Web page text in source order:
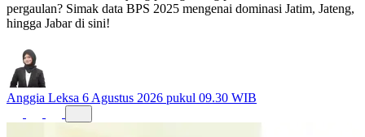
pergaulan? Simak data BPS 2025 mengenai dominasi Jatim, Jateng,
hingga Jabar di sini!
Anggia Leksa 6 Agustus 2026 pukul 09.30 WIB